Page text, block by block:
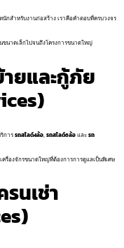
กสำหรับงานก่อสร้าง เราคือคำตอบที่ครบวงจร
ขนาดเล็กไปจนถึงโครงการขนาดใหญ่
ยและกู้ภัย
การรถสไลด์4ล้อ,รถสไลด์6ล้อและรถ
รื่องจักรขนาดใหญ่ที่ต้องการการดูแลเป็นพิเศษ
นเช่า